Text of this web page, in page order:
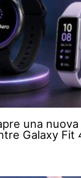
una
Galaxy Fit